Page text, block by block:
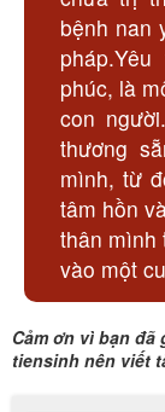
bệnh nan
phúc, là
con
thương
mình, từ
tâm hồn
thân mình
vào một
Cảm ơn vì bạn
tiensinh nên